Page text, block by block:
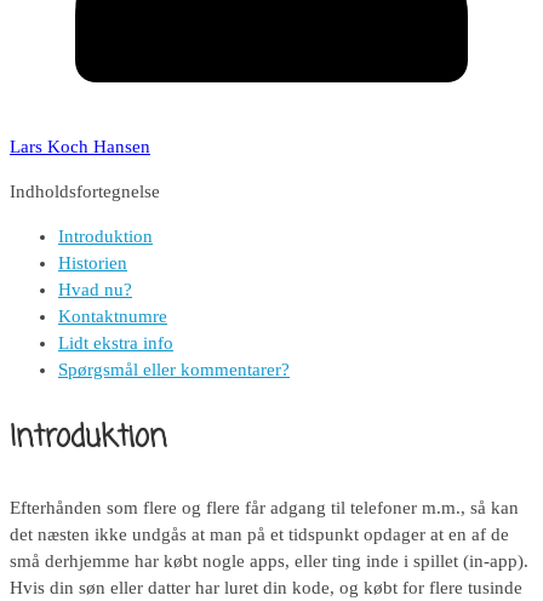
Lars Koch Hansen
Indholdsfortegnelse
Introduktion
Historien
Hvad nu?
Kontaktnumre
Lidt ekstra info
Spørgsmål eller kommentarer?
Introduktion
Efterhånden som flere og flere får adgang til telefoner m.m., så kan
det næsten ikke undgås at man på et tidspunkt opdager at en af de
små derhjemme har købt nogle apps, eller ting inde i spillet (in-app).
Hvis din søn eller datter har luret din kode, og købt for flere tusinde